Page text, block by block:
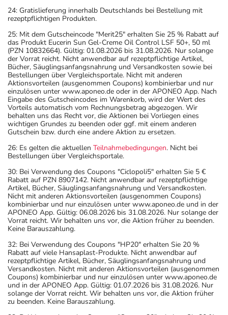
24: Gratislieferung innerhalb Deutschlands bei Bestellung mit
rezeptpflichtigen Produkten.
25: Mit dem Gutscheincode "Merit25" erhalten Sie 25 % Rabatt auf
das Produkt Eucerin Sun Gel-Creme Oil Control LSF 50+, 50 ml
(PZN 10832664). Gültig: 01.08.2026 bis 31.08.2026. Nur solange
der Vorrat reicht. Nicht anwendbar auf rezeptpflichtige Artikel,
Bücher, Säuglingsanfangsnahrung und Versandkosten sowie bei
Bestellungen über Vergleichsportale. Nicht mit anderen
Aktionsvorteilen (ausgenommen Coupons) kombinierbar und nur
einzulösen unter www.aponeo.de oder in der APONEO App. Nach
Eingabe des Gutscheincodes im Warenkorb, wird der Wert des
Vorteils automatisch vom Rechnungsbetrag abgezogen. Wir
behalten uns das Recht vor, die Aktionen bei Vorliegen eines
wichtigen Grundes zu beenden oder ggf. mit einem anderen
Gutschein bzw. durch eine andere Aktion zu ersetzen.
26: Es gelten die aktuellen Teilnahmebedingungen. Nicht bei
Bestellungen über Vergleichsportale.
30: Bei Verwendung des Coupons "Ciclopoli5" erhalten Sie 5 €
Rabatt auf PZN 8907142. Nicht anwendbar auf rezeptpflichtige
Artikel, Bücher, Säuglingsanfangsnahrung und Versandkosten.
Nicht mit anderen Aktionsvorteilen (ausgenommen Coupons)
kombinierbar und nur einzulösen unter www.aponeo.de und in der
APONEO App. Gültig: 06.08.2026 bis 31.08.2026. Nur solange der
Vorrat reicht. Wir behalten uns vor, die Aktion früher zu beenden.
Keine Barauszahlung.
32: Bei Verwendung des Coupons "HP20" erhalten Sie 20 %
Rabatt auf viele Hansaplast-Produkte. Nicht anwendbar auf
rezeptpflichtige Artikel, Bücher, Säuglingsanfangsnahrung und
Versandkosten. Nicht mit anderen Aktionsvorteilen (ausgenommen
Coupons) kombinierbar und nur einzulösen unter www.aponeo.de
und in der APONEO App. Gültig: 01.07.2026 bis 31.08.2026. Nur
solange der Vorrat reicht. Wir behalten uns vor, die Aktion früher
zu beenden. Keine Barauszahlung.